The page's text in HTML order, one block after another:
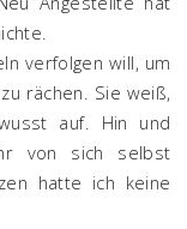
verfolgen will, um
rächen. Sie weiß,
auf. Hin und
von sich selbst
hatte ich keine